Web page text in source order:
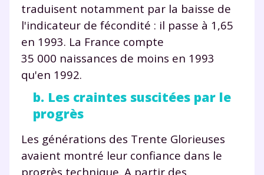
traduisent notamment par la baisse de
l'indicateur de fécondité : il passe à 1,65
en 1993. La France compte
35 000 naissances de moins en 1993
qu'en 1992.
b. Les craintes suscitées par le
progrès
Les générations des Trente Glorieuses
avaient montré leur confiance dans le
progrès technique. A partir des